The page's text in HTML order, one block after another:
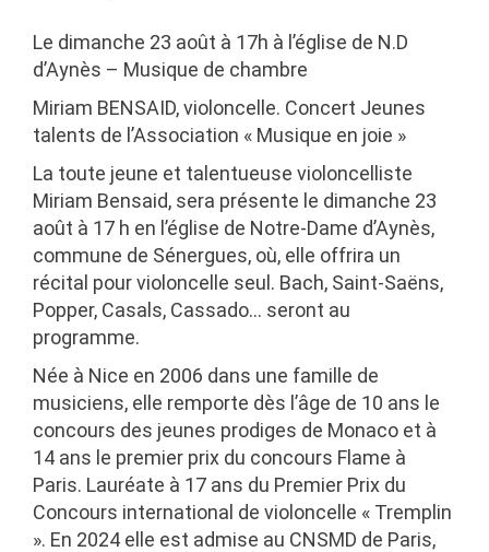
Le dimanche 23 août à 17h à l’église de N.D
d’Aynès – Musique de chambre
Miriam BENSAID, violoncelle. Concert Jeunes
talents de l’Association « Musique en joie »
La toute jeune et talentueuse violoncelliste
Miriam Bensaid, sera présente le dimanche 23
août à 17 h en l’église de Notre-Dame d’Aynès,
commune de Sénergues, où, elle offrira un
récital pour violoncelle seul. Bach, Saint-Saëns,
Popper, Casals, Cassado… seront au
programme.
Née à Nice en 2006 dans une famille de
musiciens, elle remporte dès l’âge de 10 ans le
concours des jeunes prodiges de Monaco et à
14 ans le premier prix du concours Flame à
Paris. Lauréate à 17 ans du Premier Prix du
Concours international de violoncelle « Tremplin
». En 2024 elle est admise au CNSMD de Paris,